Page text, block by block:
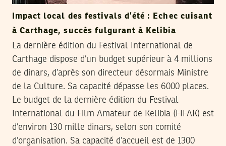
Impact local des festivals d’été : Echec cuisant
à Carthage, succès fulgurant à Kelibia
La dernière édition du Festival International de
Carthage dispose d’un budget supérieur à 4 millions
de dinars, d’après son directeur désormais Ministre
de la Culture. Sa capacité dépasse les 6000 places.
Le budget de la dernière édition du Festival
International du Film Amateur de Kelibia (FIFAK) est
d’environ 130 mille dinars, selon son comité
d’organisation. Sa capacité d’accueil est de 1300